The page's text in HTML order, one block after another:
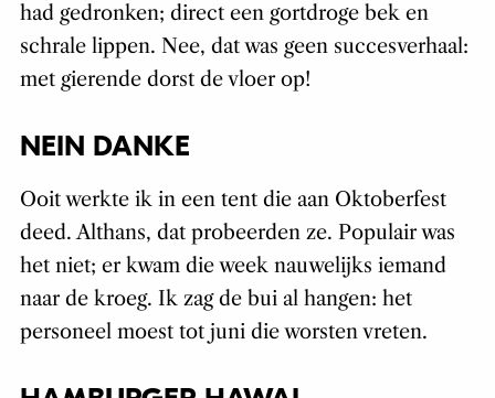
had gedronken; direct een gortdroge bek en
schrale lippen. Nee, dat was geen succesverhaal:
met gierende dorst de vloer op!
NEIN DANKE
Ooit werkte ik in een tent die aan Oktoberfest
deed. Althans, dat probeerden ze. Populair was
het niet; er kwam die week nauwelijks iemand
naar de kroeg. Ik zag de bui al hangen: het
personeel moest tot juni die worsten vreten.